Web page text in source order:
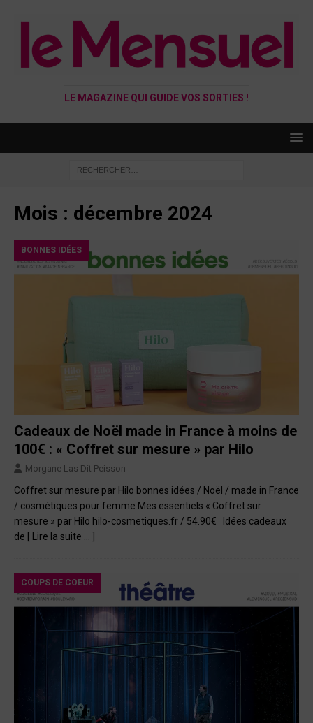
LE MAGAZINE QUI GUIDE VOS SORTIES !
Mois : décembre 2024
BONNES IDÉES
Cadeaux de Noël made in France à moins de
100€ : « Coffret sur mesure » par Hilo
Morgane Las Dit Peisson
Coffret sur mesure par Hilo bonnes idées / Noël / made in France
/ cosmétiques pour femme Mes essentiels « Coffret sur
mesure » par Hilo hilo-cosmetiques.fr / 54.90€ Idées cadeaux
de
[ Lire la suite … ]
COUPS DE COEUR